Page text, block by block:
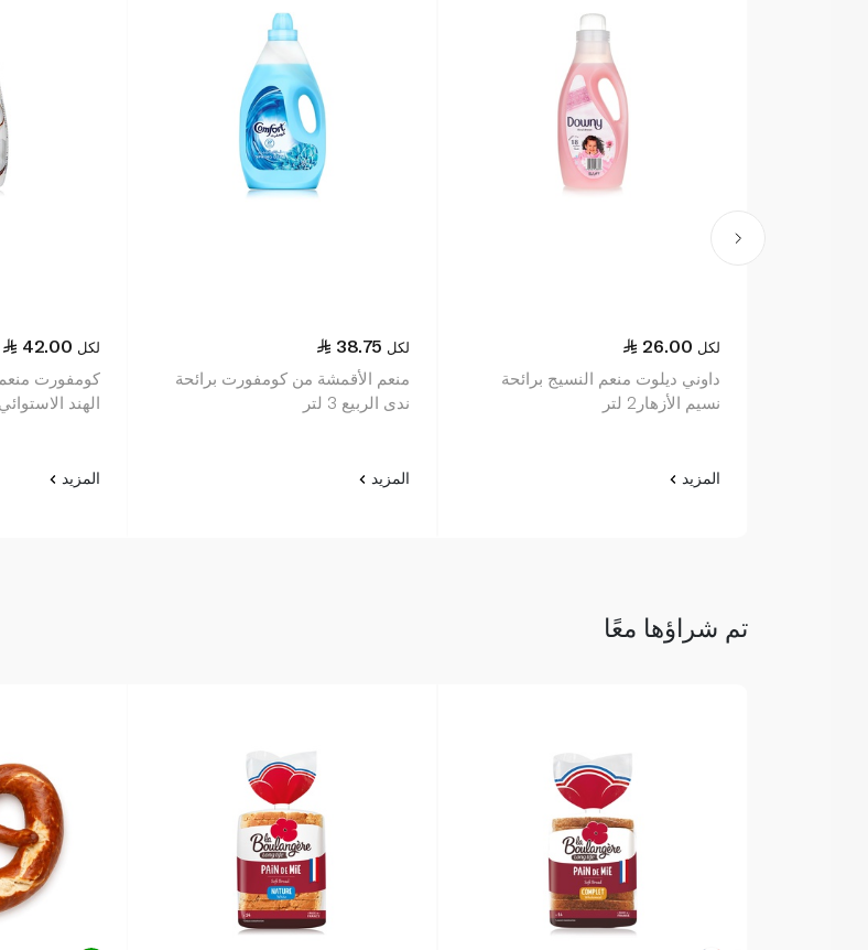
26.00 لكل
داوني ديلوت منعم النسيج برائحة
نسيم الأزهار2 لتر
المزيد
38.75 لكل
منعم الأقمشة من كومفورت برائحة
ندى الربيع 3 لتر
المزيد
42.00 لكل
كومفورت منعم
الهند الاستوائي 1.4
المزيد
تم شراؤها معًا